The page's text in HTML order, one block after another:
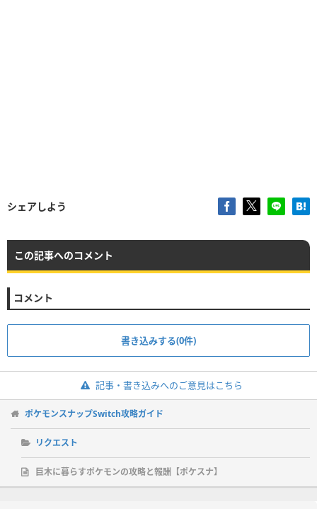
シェアしよう
この記事へのコメント
コメント
書き込みする(0件)
記事・書き込みへのご意見はこちら
ポケモンスナップSwitch攻略ガイド
リクエスト
巨木に暮らすポケモンの攻略と報酬【ポケスナ】